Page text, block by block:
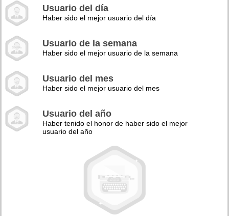
Usuario del día
Haber sido el mejor usuario del día
Usuario de la semana
Haber sido el mejor usuario de la semana
Usuario del mes
Haber sido el mejor usuario del mes
Usuario del año
Haber tenido el honor de haber sido el mejor
usuario del año